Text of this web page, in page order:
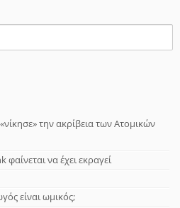
την ακρίβεια των Ατομικών
να έχει εκραγεί
είναι ωμικός;